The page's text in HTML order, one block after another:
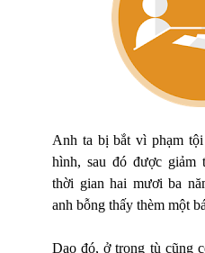
Anh ta bị bắt vì phạm
hình, sau đó được giảm
thời gian hai mươi ba
anh bỗng thấy thèm một
Dạo đó, ở trong tù cũng